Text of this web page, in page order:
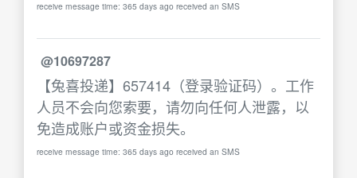
receive message time: 365 days ago received an SMS
@10697287
【兔喜投递】657414（登录验证码）。工作
人员不会向您索要，请勿向任何人泄露，以
免造成账户或资金损失。
receive message time: 365 days ago received an SMS